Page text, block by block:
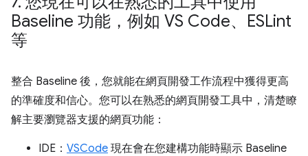
Baseline 功能，例如 VS Code、ESLint
等
整合 Baseline 後，您就能在網頁開發工作流程中獲得更高
的準確度和信心。您可以在熟悉的網頁開發工具中，清楚瞭
解主要瀏覽器支援的網頁功能：
IDE： VSCode 現在會在您建構功能時顯示 Baseline